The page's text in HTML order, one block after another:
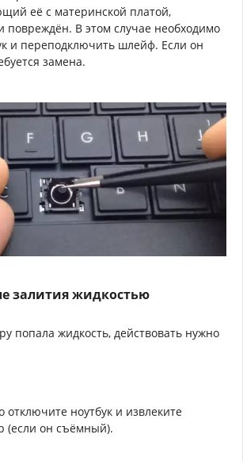
её с материнской платой,
повреждён. В этом случае необходимо
и переподключить шлейф. Если он
замена.
залития жидкостью
попала жидкость, действовать нужно
отключите ноутбук и извлеките
(если он съёмный).